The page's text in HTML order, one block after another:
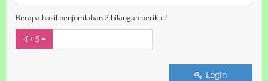
Berapa hasil penjumlahan 2 bilangan berikut?
4 + 5 =
Login